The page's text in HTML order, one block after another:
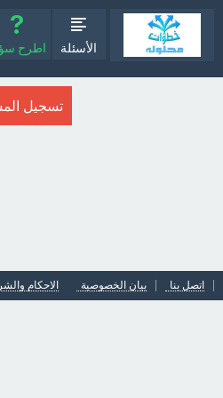
الأسئلة اطرح
تسجيل
اتصل بنا بيان الخصوصية الاحكام